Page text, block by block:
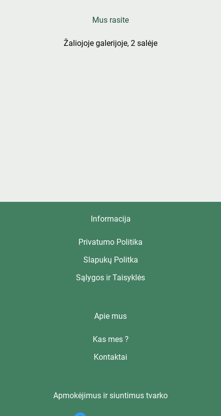
Mus rasite
Žaliojoje galerijoje, 2 salėje
Informacija
Privatumo Politika
Slapukų Politka
Sąlygos ir Taisyklės
Apie mus
Kas mes ?
Kontaktai
Apmokėjimus ir siuntimus tvarko